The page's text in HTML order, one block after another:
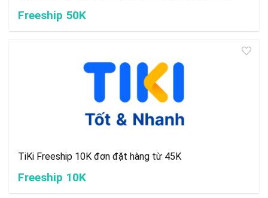
Freeship 50K
TiKi Freeship 10K đơn đặt hàng từ 45K
Freeship 10K